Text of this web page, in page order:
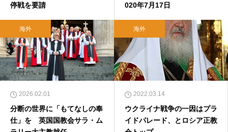
停戦を要請
020年7月17日
海外
2026.02.01
分断の世界に「もてなしの奉
仕」を 英国国教会サラ・ム
海外
2022.03.14
ウクライナ戦争の一因はプラ
イドパレード、とロシア正教